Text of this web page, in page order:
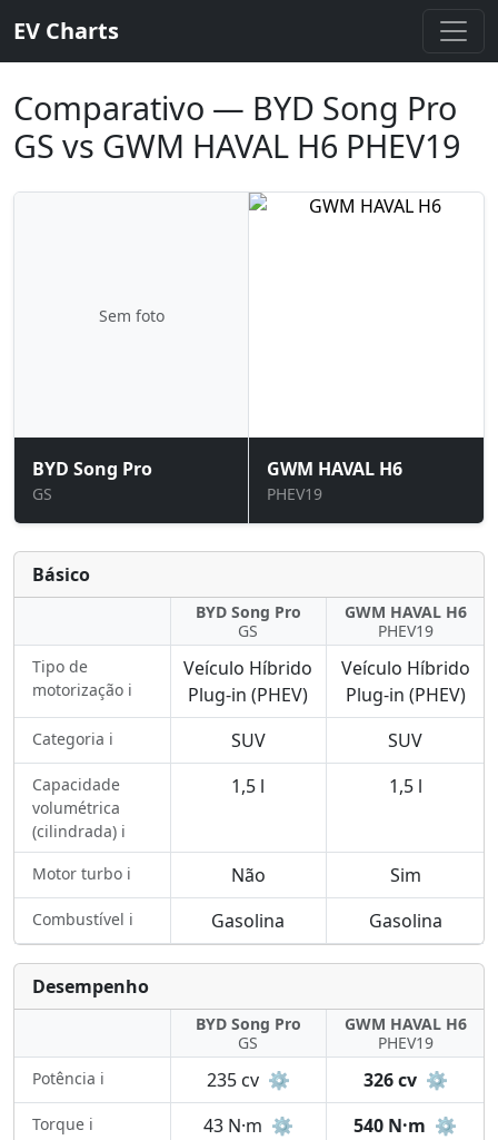
EV Charts
Comparativo — BYD Song Pro
GS vs GWM HAVAL H6 PHEV19
Sem foto
BYD Song Pro
GS
GWM HAVAL H6
PHEV19
Básico
BYD Song Pro
GS
GWM HAVAL H6
PHEV19
Tipo de
motorização ℹ️
Veículo Híbrido
Plug-in (PHEV)
Veículo Híbrido
Plug-in (PHEV)
Categoria ℹ️ SUV SUV
Capacidade
volumétrica
(cilindrada) ℹ️
1,5 l 1,5 l
Motor turbo ℹ️ Não Sim
Combustível ℹ️ Gasolina Gasolina
Desempenho
BYD Song Pro
GS
GWM HAVAL H6
PHEV19
Potência ℹ️
235 cv ⚙️ 326 cv ⚙️
Torque ℹ️ 43 N·m ⚙️ 540 N·m ⚙️